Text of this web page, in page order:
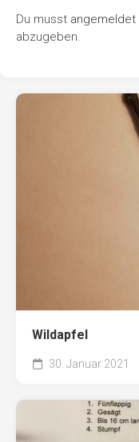
Du musst angemeldet
abzugeben.
Wildapfel
30. Januar 2021